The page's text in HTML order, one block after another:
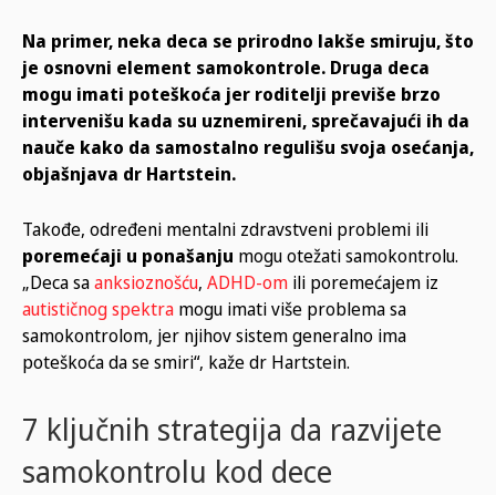
Na primer, neka deca se prirodno lakše smiruju, što
je osnovni element samokontrole. Druga deca
mogu imati poteškoća jer roditelji previše brzo
intervenišu kada su uznemireni, sprečavajući ih da
nauče kako da samostalno regulišu svoja osećanja,
objašnjava dr Hartstein.
Takođe, određeni mentalni zdravstveni problemi ili
poremećaji u ponašanju mogu otežati samokontrolu.
„Deca saanksioznošću, ADHD-om ili poremećajem iz
autističnog spektra mogu imati više problema sa
samokontrolom, jer njihov sistem generalno ima
poteškoća da se smiri“, kaže dr Hartstein.
7 ključnih strategija da razvijete
samokontrolu kod dece